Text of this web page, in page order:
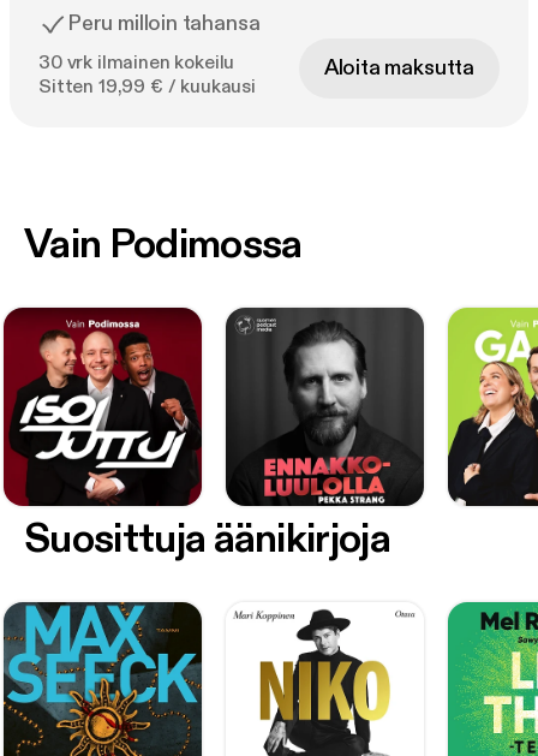
Peru milloin tahansa
30 vrk ilmainen kokeilu
Sitten 19,99 € / kuukausi
Aloita maksutta
Vain Podimossa
Suosittuja äänikirjoja